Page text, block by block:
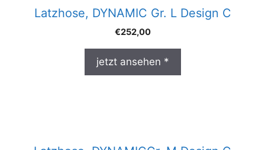
Latzhose, DYNAMIC Gr. L Design C
€252,00
jetzt ansehen *